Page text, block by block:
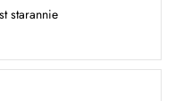
starannie